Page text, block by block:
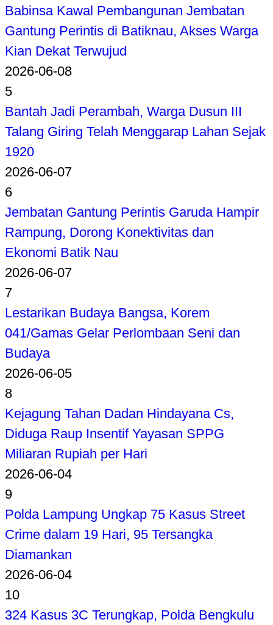
Babinsa Kawal Pembangunan Jembatan
Gantung Perintis di Batiknau, Akses Warga
Kian Dekat Terwujud
2026-06-08
5
Bantah Jadi Perambah, Warga Dusun III
Talang Giring Telah Menggarap Lahan Sejak
1920
2026-06-07
6
Jembatan Gantung Perintis Garuda Hampir
Rampung, Dorong Konektivitas dan
Ekonomi Batik Nau
2026-06-07
7
Lestarikan Budaya Bangsa, Korem
041/Gamas Gelar Perlombaan Seni dan
Budaya
2026-06-05
8
Kejagung Tahan Dadan Hindayana Cs,
Diduga Raup Insentif Yayasan SPPG
Miliaran Rupiah per Hari
2026-06-04
9
Polda Lampung Ungkap 75 Kasus Street
Crime dalam 19 Hari, 95 Tersangka
Diamankan
2026-06-04
10
324 Kasus 3C Terungkap, Polda Bengkulu